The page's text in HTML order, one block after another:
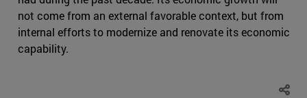
not come from an external favorable context, but from
internal efforts to modernize and renovate its economic
capability.